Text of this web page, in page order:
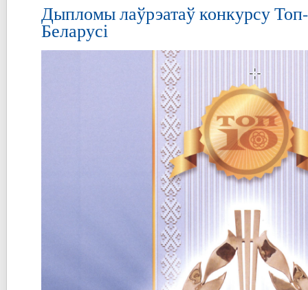
Дыпломы лаўрэатаў конкурсу
Беларусі